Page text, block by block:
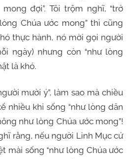
đợi”. Tôi trộm nghĩ, “trở
Chúa ước mong” thì cũng
thực hành, nó mời gọi người
ngày) nhưng còn “như lòng
là khó.
mười ý”, làm sao mà chiều
nhiều khi sống “như lòng dân
như lòng Chúa ước mong”!
rằng, nếu người Linh Mục cứ
mài sống “như lòng Chúa ước